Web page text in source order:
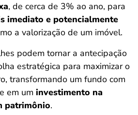
, de cerca de 3% ao ano, para
imediato e potencialmente
a valorização de um imóvel.
podem tornar a antecipação
estratégica para maximizar o
transformando um fundo com
em um investimento na
patrimônio.